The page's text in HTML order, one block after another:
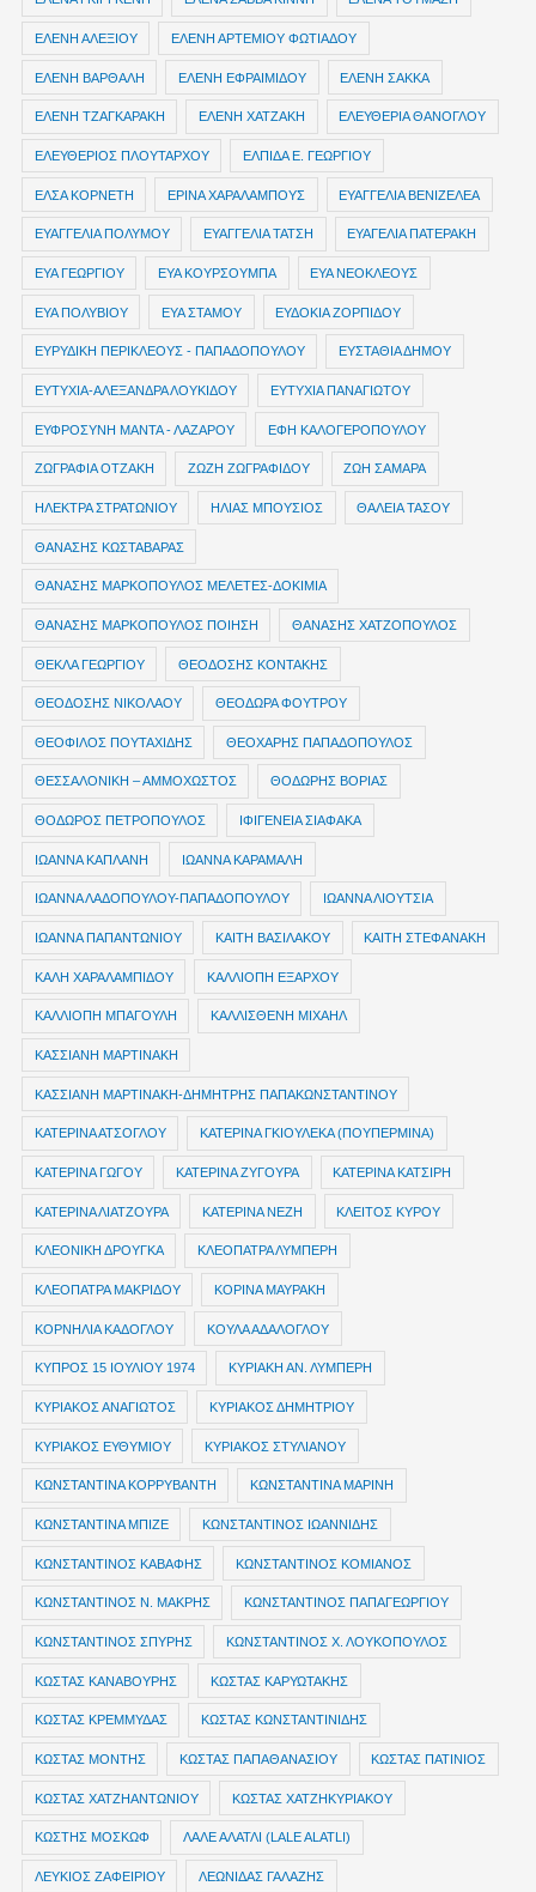
ΕΛΕΝΗ ΑΛΕΞΙΟΥ ΕΛΕΝΗ ΑΡΤΕΜΙΟΥ ΦΩΤΙΑΔΟΥ
ΕΛΕΝΗ ΒΑΡΘΑΛΗ ΕΛΕΝΗ ΕΦΡΑΙΜΙΔΟΥ ΕΛΕΝΗ ΣΑΚΚΑ
ΕΛΕΝΗ ΤΖΑΓΚΑΡΑΚΗ ΕΛΕΝΗ ΧΑΤΖΑΚΗ ΕΛΕΥΘΕΡΙΑ ΘΑΝΟΓΛΟΥ
ΕΛΕΥΘΕΡΙΟΣ ΠΛΟΥΤΑΡΧΟΥ ΕΛΠΙΔΑ Ε. ΓΕΩΡΓΙΟΥ
ΕΛΣΑ ΚΟΡΝΕΤΗ ΕΡΙΝΑ ΧΑΡΑΛΑΜΠΟΥΣ ΕΥΑΓΓΕΛΙΑ ΒΕΝΙΖΕΛΕΑ
ΕΥΑΓΓΕΛΙΑ ΠΟΛΥΜΟΥ ΕΥΑΓΓΕΛΙΑ ΤΑΤΣΗ ΕΥΑΓΕΛΙΑ ΠΑΤΕΡΑΚΗ
ΕΥΑ ΓΕΩΡΓΙΟΥ ΕΥΑ ΚΟΥΡΣΟΥΜΠΑ ΕΥΑ ΝΕΟΚΛΕΟΥΣ
ΕΥΑ ΠΟΛΥΒΙΟΥ ΕΥΑ ΣΤΑΜΟΥ ΕΥΔΟΚΙΑ ΖΟΡΠΙΔΟΥ
ΕΥΡΥΔΙΚΗ ΠΕΡΙΚΛΕΟΥΣ - ΠΑΠΑΔΟΠΟΥΛΟΥ ΕΥΣΤΑΘΙΑ ΔΗΜΟΥ
ΕΥΤΥΧΙΑ-ΑΛΕΞΑΝΔΡΑ ΛΟΥΚΙΔΟΥ ΕΥΤΥΧΙΑ ΠΑΝΑΓΙΩΤΟΥ
ΕΥΦΡΟΣΥΝΗ ΜΑΝΤΑ - ΛΑΖΑΡΟΥ ΕΦΗ ΚΑΛΟΓΕΡΟΠΟΥΛΟΥ
ΖΩΓΡΑΦΙΑ ΟΤΖΑΚΗ ΖΩΖΗ ΖΩΓΡΑΦΙΔΟΥ ΖΩΗ ΣΑΜΑΡΑ
ΗΛΕΚΤΡΑ ΣΤΡΑΤΩΝΙΟΥ ΗΛΙΑΣ ΜΠΟΥΣΙΟΣ ΘΑΛΕΙΑ ΤΑΣΟΥ
ΘΑΝΑΣΗΣ ΚΩΣΤΑΒΑΡΑΣ
ΘΑΝΑΣΗΣ ΜΑΡΚΟΠΟΥΛΟΣ ΜΕΛΕΤΕΣ-ΔΟΚΙΜΙΑ
ΘΑΝΑΣΗΣ ΜΑΡΚΟΠΟΥΛΟΣ ΠΟΙΗΣΗ ΘΑΝΑΣΗΣ ΧΑΤΖΟΠΟΥΛΟΣ
ΘΕΚΛΑ ΓΕΩΡΓΙΟΥ ΘΕΟΔΟΣΗΣ ΚΟΝΤΑΚΗΣ
ΘΕΟΔΟΣΗΣ ΝΙΚΟΛΑΟΥ ΘΕΟΔΩΡΑ ΦΟΥΤΡΟΥ
ΘΕΟΦΙΛΟΣ ΠΟΥΤΑΧΙΔΗΣ ΘΕΟΧΑΡΗΣ ΠΑΠΑΔΟΠΟΥΛΟΣ
ΘΕΣΣΑΛΟΝΙΚΗ – ΑΜΜΟΧΩΣΤΟΣ ΘΟΔΩΡΗΣ ΒΟΡΙΑΣ
ΘΟΔΩΡΟΣ ΠΕΤΡΟΠΟΥΛΟΣ ΙΦΙΓΕΝΕΙΑ ΣΙΑΦΑΚΑ
ΙΩΑΝΝΑ ΚΑΠΛΑΝΗ ΙΩΑΝΝΑ ΚΑΡΑΜΑΛΗ
ΙΩΑΝΝΑ ΛΑΔΟΠΟΥΛΟΥ-ΠΑΠΑΔΟΠΟΥΛΟΥ ΙΩΑΝΝΑ ΛΙΟΥΤΣΙΑ
ΙΩΑΝΝΑ ΠΑΠΑΝΤΩΝΙΟΥ ΚΑΙΤΗ ΒΑΣΙΛΑΚΟΥ ΚΑΙΤΗ ΣΤΕΦΑΝΑΚΗ
ΚΑΛΗ ΧΑΡΑΛΑΜΠΙΔΟΥ ΚΑΛΛΙΟΠΗ ΕΞΑΡΧΟΥ
ΚΑΛΛΙΟΠΗ ΜΠΑΓΟΥΛΗ ΚΑΛΛΙΣΘΕΝΗ ΜΙΧΑΗΛ
ΚΑΣΣΙΑΝΗ ΜΑΡΤΙΝΑΚΗ
ΚΑΣΣΙΑΝΗ ΜΑΡΤΙΝΑΚΗ-ΔΗΜΗΤΡΗΣ ΠΑΠΑΚΩΝΣΤΑΝΤΙΝΟΥ
ΚΑΤΕΡΙΝΑ ΑΤΣΟΓΛΟΥ ΚΑΤΕΡΙΝΑ ΓΚΙΟΥΛΕΚΑ (ΠΟΥΠΕΡΜΙΝΑ)
ΚΑΤΕΡΙΝΑ ΓΩΓΟΥ ΚΑΤΕΡΙΝΑ ΖΥΓΟΥΡΑ ΚΑΤΕΡΙΝΑ ΚΑΤΣΙΡΗ
ΚΑΤΕΡΙΝΑ ΛΙΑΤΖΟΥΡΑ ΚΑΤΕΡΙΝΑ ΝΕΖΗ ΚΛΕΙΤΟΣ ΚΥΡΟΥ
ΚΛΕΟΝΙΚΗ ΔΡΟΥΓΚΑ ΚΛΕΟΠΑΤΡΑ ΛΥΜΠΕΡΗ
ΚΛΕΟΠΑΤΡΑ ΜΑΚΡΙΔΟΥ ΚΟΡΙΝΑ ΜΑΥΡΑΚΗ
ΚΟΡΝΗΛΙΑ ΚΑΔΟΓΛΟΥ ΚΟΥΛΑ ΑΔΑΛΟΓΛΟΥ
ΚΥΠΡΟΣ 15 ΙΟΥΛΙΟΥ 1974 ΚΥΡΙΑΚΗ ΑΝ. ΛΥΜΠΕΡΗ
ΚΥΡΙΑΚΟΣ ΑΝΑΓΙΩΤΟΣ ΚΥΡΙΑΚΟΣ ΔΗΜΗΤΡΙΟΥ
ΚΥΡΙΑΚΟΣ ΕΥΘΥΜΙΟΥ ΚΥΡΙΑΚΟΣ ΣΤΥΛΙΑΝΟΥ
ΚΩΝΣΤΑΝΤΙΝΑ ΚΟΡΡΥΒΑΝΤΗ ΚΩΝΣΤΑΝΤΙΝΑ ΜΑΡΙΝΗ
ΚΩΝΣΤΑΝΤΙΝΑ ΜΠΙΖΕ ΚΩΝΣΤΑΝΤΙΝΟΣ ΙΩΑΝΝΙΔΗΣ
ΚΩΝΣΤΑΝΤΙΝΟΣ ΚΑΒΑΦΗΣ ΚΩΝΣΤΑΝΤΙΝΟΣ ΚΟΜΙΑΝΟΣ
ΚΩΝΣΤΑΝΤΙΝΟΣ Ν. ΜΑΚΡΗΣ ΚΩΝΣΤΑΝΤΙΝΟΣ ΠΑΠΑΓΕΩΡΓΙΟΥ
ΚΩΝΣΤΑΝΤΙΝΟΣ ΣΠΥΡΗΣ ΚΩΝΣΤΑΝΤΙΝΟΣ Χ. ΛΟΥΚΟΠΟΥΛΟΣ
ΚΩΣΤΑΣ ΚΑΝΑΒΟΥΡΗΣ ΚΩΣΤΑΣ ΚΑΡΥΩΤΑΚΗΣ
ΚΩΣΤΑΣ ΚΡΕΜΜΥΔΑΣ ΚΩΣΤΑΣ ΚΩΝΣΤΑΝΤΙΝΙΔΗΣ
ΚΩΣΤΑΣ ΜΟΝΤΗΣ ΚΩΣΤΑΣ ΠΑΠΑΘΑΝΑΣΙΟΥ ΚΩΣΤΑΣ ΠΑΤΙΝΙΟΣ
ΚΩΣΤΑΣ ΧΑΤΖΗΑΝΤΩΝΙΟΥ ΚΩΣΤΑΣ ΧΑΤΖΗΚΥΡΙΑΚΟΥ
ΚΩΣΤΗΣ ΜΟΣΚΩΦ ΛΑΛΕ ΑΛΑΤΛΙ (LALE ALATLI)
ΛΕΥΚΙΟΣ ΖΑΦΕΙΡΙΟΥ ΛΕΩΝΙΔΑΣ ΓΑΛΑΖΗΣ